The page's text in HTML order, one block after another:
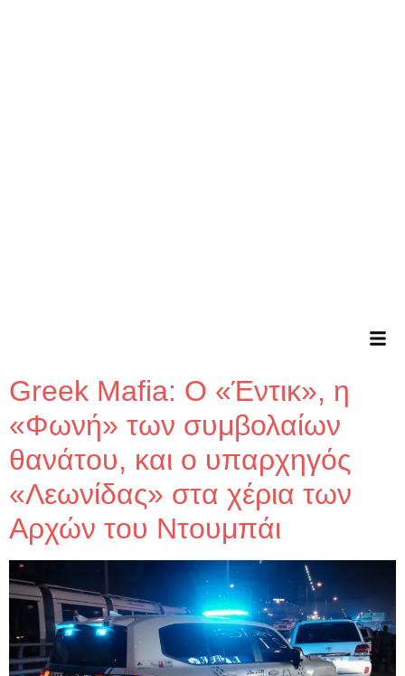
Greek Mafia: Ο «Έντικ», η
«Φωνή» των συμβολαίων
θανάτου, και ο υπαρχηγός
«Λεωνίδας» στα χέρια των
Αρχών του Ντουμπάι